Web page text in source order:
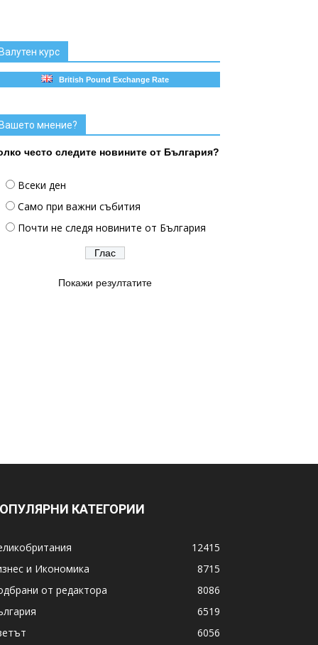
курс
British Pound Exchange Rate
мнение?
често следите новините от България?
Всеки ден
Само при важни събития
Почти не следя новините от България
Покажи резултатите
КАТЕГОРИИ
12415
и Икономика
8715
от редактора
8086
6519
6056